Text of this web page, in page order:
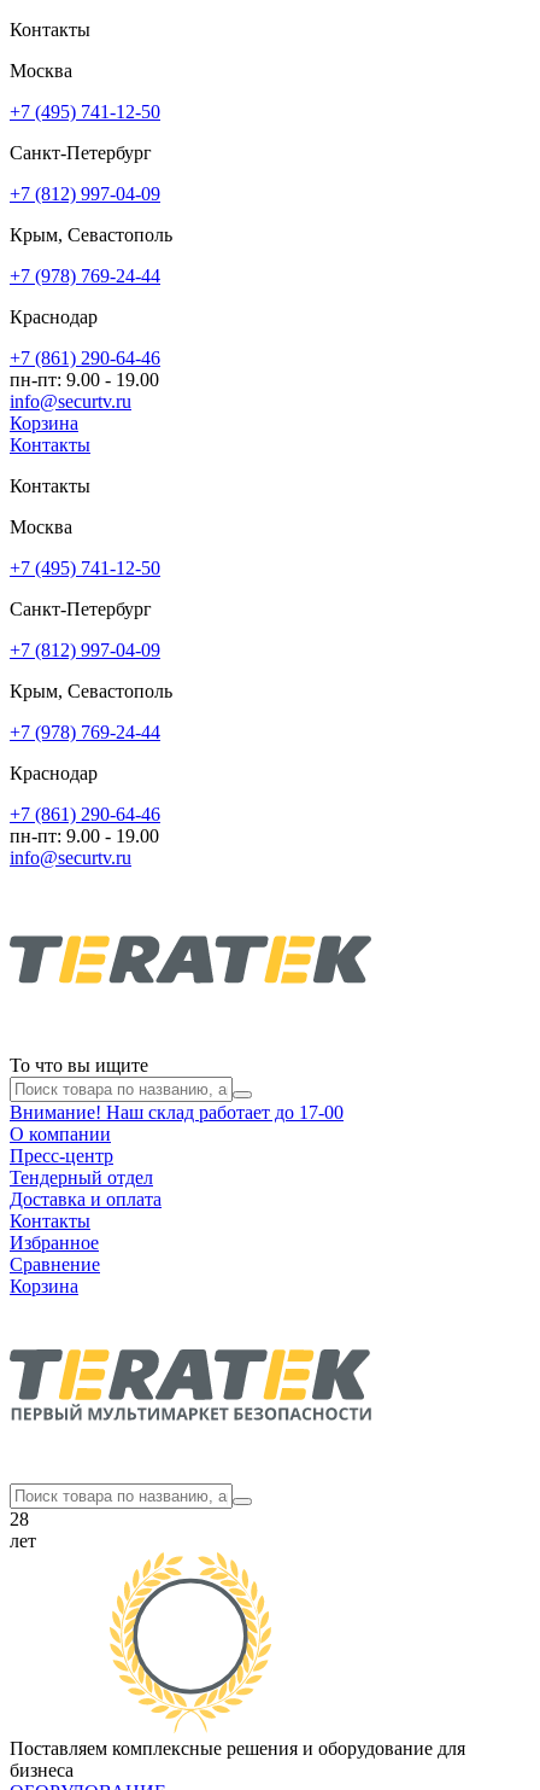
Контакты
Москва
+7 (495) 741-12-50
Санкт-Петербург
+7 (812) 997-04-09
Крым, Севастополь
+7 (978) 769-24-44
Краснодар
+7 (861) 290-64-46
пн-пт: 9.00 - 19.00
info@securtv.ru
Корзина
Контакты
Контакты
Москва
+7 (495) 741-12-50
Санкт-Петербург
+7 (812) 997-04-09
Крым, Севастополь
+7 (978) 769-24-44
Краснодар
+7 (861) 290-64-46
пн-пт: 9.00 - 19.00
info@securtv.ru
То что вы ищите
Внимание! Наш склад работает до 17-00
О компании
Пресс-центр
Тендерный отдел
Доставка и оплата
Контакты
Избранное
Сравнение
Корзина
28
лет
Поставляем комплексные решения и оборудование для
бизнеса